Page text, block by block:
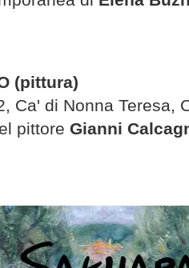
(pittura)
Ca' di Nonna Teresa,
pittore Gianni